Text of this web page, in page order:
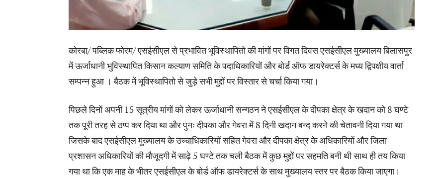
कोरबा/ पब्लिक फोरम/ एसईसीएल से प्रभावित भूविस्थापितो की मांगों पर विगत दिवस एसईसीएल मुख्यालय बिलासपुर
में ऊर्जाधानी भुविस्थापित किसान कल्याण समिति के पदाधिकारियों और बोर्ड ऑफ डायरेक्टर्स के मध्य द्विपक्षीय वार्ता
सम्पन्न हुआ । बैठक में भूविस्थापितो से जुड़े सभी मुद्दों पर विस्तार से चर्चा किया गया।
पिछले दिनों अपनी 15 सूत्रीय मांगों को लेकर ऊर्जाधानी सन्गठन ने एसईसीएल के दीपका क्षेत्र के खदान को 8 घण्टे
तक पूरी तरह से ठप्प कर दिया था और पुनः दीपका और गेवरा में 8 दिनी खदान बन्द करने की चेतावनी दिया गया था
जिसके बाद एसईसीएल मुख्यालय के उच्चाधिकारियों सहित गेवरा और दीपका क्षेत्र के अधिकारियों और जिला
प्रशासन अधिकारियों की मौजूदगी में साढ़े 5 घण्टे तक चली बैठक में कुछ मुद्दों पर सहमति बनी थी साथ ही तय किया
गया था कि एक माह के भीतर एसईसीएल के बोर्ड ऑफ डायरेक्टर्स के साथ मुख्यालय स्तर पर बैठक किया जाएगा।